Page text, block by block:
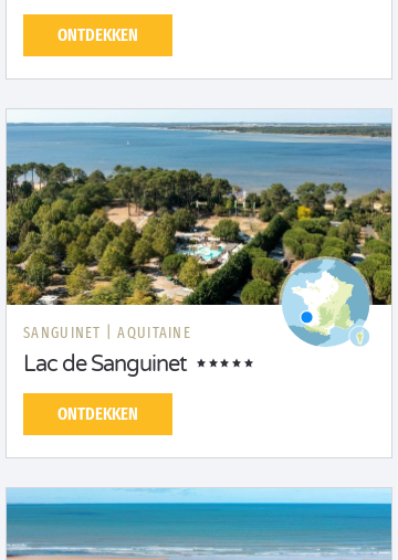
ONTDEKKEN
SANGUINET | AQUITAINE
Lac de Sanguinet
ONTDEKKEN